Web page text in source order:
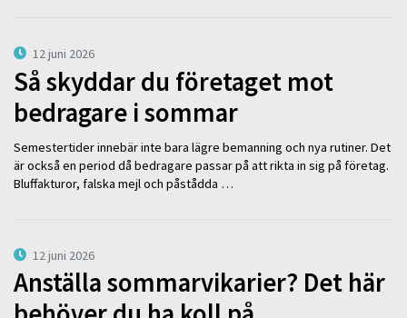
12 juni 2026
Så skyddar du företaget mot
bedragare i sommar
Semestertider innebär inte bara lägre bemanning och nya rutiner. Det
är också en period då bedragare passar på att rikta in sig på företag.
Bluffakturor, falska mejl och påstådda …
12 juni 2026
Anställa sommarvikarier? Det här